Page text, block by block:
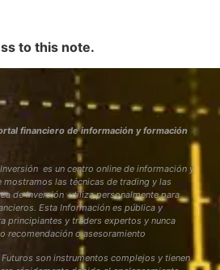
to this note.
financiero de información y formación
es un centro online de información y
las técnicas de trading y las
de Inversión utiliza personalmente para
Esta Información es pública y
principiantes y traders expertos y nunca
recomendación o asesoramiento
son instrumentos complejos y tienen